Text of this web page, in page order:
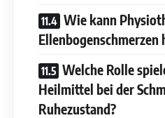
Wie kann
Ellenbogenschmerzen
Welche Rolle
Heilmittel bei der
Ruhezustand?